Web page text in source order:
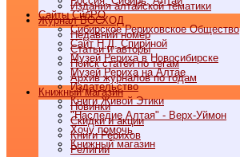
Cайты СибРО
Сибирское Рериховское Общество
Сайт Н.Д. Спириной
Музей Рериха в Новосибирске
Музей Рериха на Алтае
Издательство
Книги Живой Этики
"Наследие Алтая" - Верх-Уймон
Хочу помочь
Книжный магазин
Издания алтайской тематики
Журнал ВОСХОД
Недавний номер
Статьи и авторы
Поиск статей по тегам
Архив журналов по годам
Книжный магазин
Новинки
Скидки и акции
Книги Рерихов
Религии